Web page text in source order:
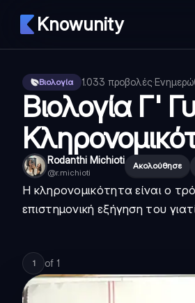
Knowunity
Βιολογία 1.033 προβολές·
Βιολογία Γ'
Rodanthi Michioti
@r.michioti
Ακολούθησε
Η κληρονομικότητα είναι ο
επιστημονική εξήγηση του
1 of 1